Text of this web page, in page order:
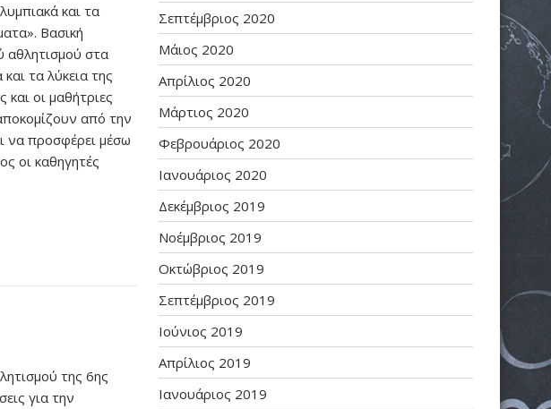
και τα
Βασική
αθλητισμού στα
τα λύκεια της
και οι μαθήτριες
από την
να προσφέρει μέσω
οι καθηγητές
της 6ης
για την
Σεπτέμβριος 2020
Μάιος 2020
Απρίλιος 2020
Μάρτιος 2020
Φεβρουάριος 2020
Ιανουάριος 2020
Δεκέμβριος 2019
Νοέμβριος 2019
Οκτώβριος 2019
Σεπτέμβριος 2019
Ιούνιος 2019
Απρίλιος 2019
Ιανουάριος 2019